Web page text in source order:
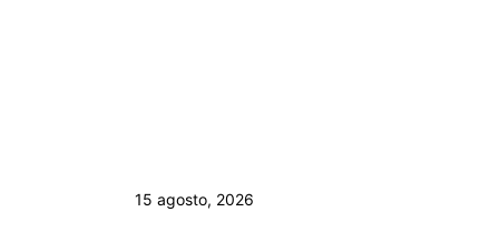
15 agosto, 2026